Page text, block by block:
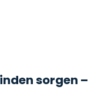
sorgen –